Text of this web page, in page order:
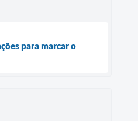
para marcar o